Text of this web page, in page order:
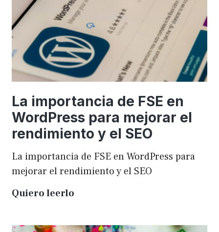
WordCamp
La importancia de FSE en
WordPress para mejorar el
rendimiento y el SEO
La importancia de FSE en WordPress para
mejorar el rendimiento y el SEO
Quiero leerlo
de